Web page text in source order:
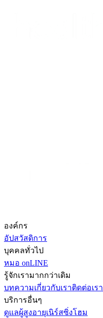
องค์กร
อัปสวัสดิการ
บุคคลทั่วไป
หมอ onLINE
รู้จักเรามากกว่าเดิม
บทความเกี่ยวกับเราติดต่อเรา
บริการอื่นๆ
ดูแลผู้สูงอายุเนิร์สซิ่งโฮม